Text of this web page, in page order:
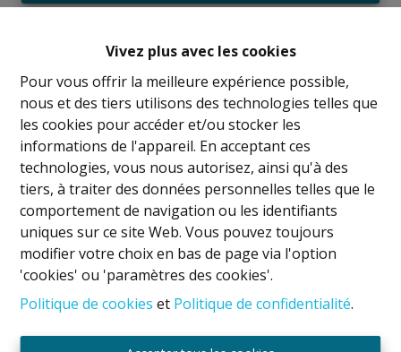
Vivez plus avec les cookies
Pour vous offrir la meilleure expérience possible,
nous et des tiers utilisons des technologies telles que
les cookies pour accéder et/ou stocker les
informations de l'appareil. En acceptant ces
technologies, vous nous autorisez, ainsi qu'à des
tiers, à traiter des données personnelles telles que le
comportement de navigation ou les identifiants
uniques sur ce site Web. Vous pouvez toujours
modifier votre choix en bas de page via l'option
'cookies' ou 'paramètres des cookies'.
Politique de cookies et Politique de confidentialité.
110 m²
En plein cœur du quartier Defacqz/Louise/Bailli et
de nombreuses institutions, hôtels et bureaux,
découvrez cette superbe opportunité commerciale
située sur un emplacement de premier choix avec
un fort passage piéton et automobile !
Nous vous proposons la reprise d’un restaurant-bar
AVEC JARDIN, établie depuis plus de 20 ans et jouissant
d’une excellente notoriété auprès de sa clientèle de